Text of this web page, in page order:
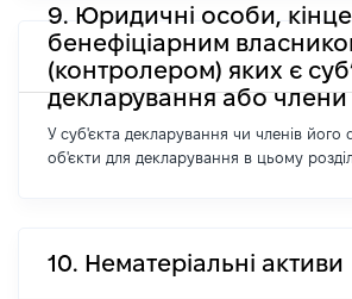
9. Юридичні особи,
бенефіціарним
(контролером) яких є
декларування або члени
У суб'єкта декларування чи членів його
об'єкти для декларування в цьому
10. Нематеріальні активи